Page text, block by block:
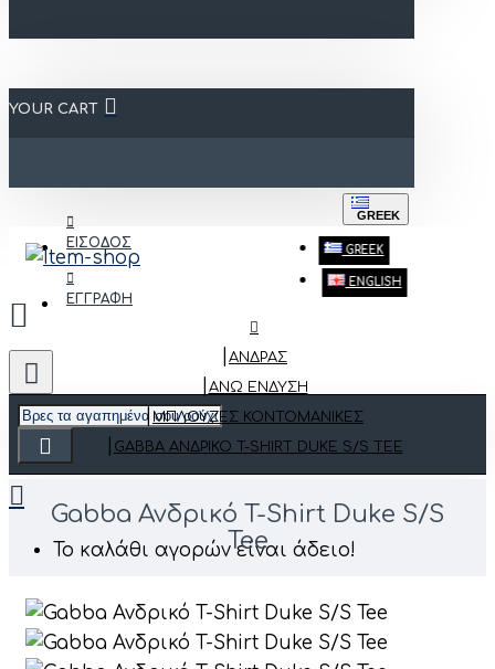
YOUR CART
ΕΙΣΟΔΟΣ
ΕΓΓΡΑΦΗ
GREEK
GREEK
ENGLISH
Το καλάθι αγορών είναι άδειο!
ΑΝΔΡΑΣ
ΆΝΩ ΈΝΔΥΣΗ
ΜΠΛΟΎΖΕΣ ΚΟΝΤΟΜΆΝΙΚΕΣ
GABBA ΑΝΔΡΙΚΌ T-SHIRT DUKE S/S TEE
Gabba Ανδρικό T-Shirt Duke S/S
Tee